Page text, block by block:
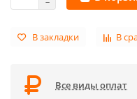
В закладки В
Все виды оплат